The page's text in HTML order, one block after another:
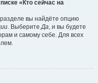
«Кто сейчас на
вы найдёте опцию
. Выберите Да , и вы будете
и самому себе. Для всех